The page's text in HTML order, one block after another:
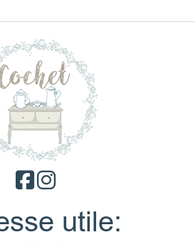
utile: